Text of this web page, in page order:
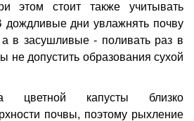
этом стоит также учитывать
дождливые дни увлажнять почву
а в засушливые - поливать раз в
не допустить образования сухой
цветной капусты близко
почвы, поэтому рыхление